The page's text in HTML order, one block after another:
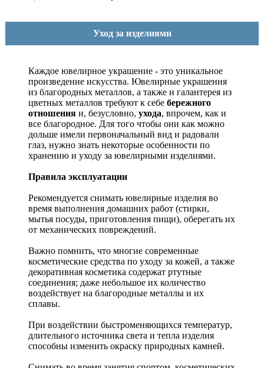
Уход за изделиями
Каждое ювелирное украшение - это уникальное
произведение искусства. Ювелирные украшения
из благородных металлов, а также и галантерея из
цветных металлов требуют к себе бережного
отношения и, безусловно, ухода, впрочем, как и
все благородное. Для того чтобы они как можно
дольше имели первоначальный вид и радовали
глаз, нужно знать некоторые особенности по
хранению и уходу за ювелирными изделиями.
Правила эксплуатации
Рекомендуется снимать ювелирные изделия во
время выполнения домашних работ (стирки,
мытья посуды, приготовления пищи), оберегать их
от механических повреждений.
Важно помнить, что многие современные
косметические средства по уходу за кожей, а также
декоративная косметика содержат ртутные
соединения; даже небольшое их количество
воздействует на благородные металлы и их
сплавы.
При воздействии быстроменяющихся температур,
длительного источника света и тепла изделия
способны изменить окраску природных камней.